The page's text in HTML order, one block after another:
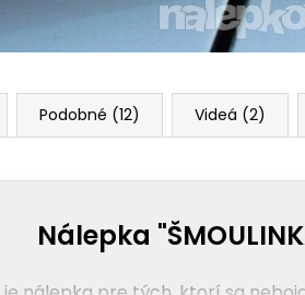
Podobné (12) Videá (2)
Nálepka